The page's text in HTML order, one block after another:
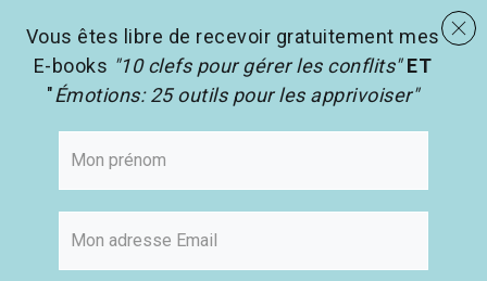
menu Les activités en pédagogie search
Vous êtes libre de recevoir gratuitement mes
E-books "10 clefs pour gérer les conflits" ET
"Émotions: 25 outils pour les apprivoiser"